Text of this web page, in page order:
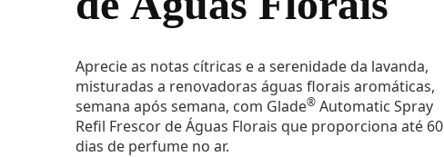
Aprecie as notas cítricas e a serenidade da lavanda,
misturadas a renovadoras águas florais aromáticas,
semana após semana, com Glade® Automatic Spray
Refil Frescor de Águas Florais que proporciona até 60
dias de perfume no ar.